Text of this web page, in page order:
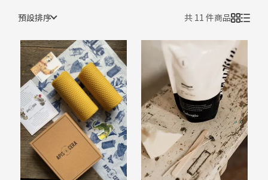
預設排序 共 11 件商品